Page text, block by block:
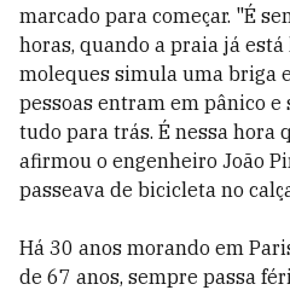
marcado para começar. "É
horas, quando a praia já
moleques simula uma briga
pessoas entram em pânico
tudo para trás. É nessa hora
afirmou o engenheiro João
passeava de bicicleta no
Há 30 anos morando em
de 67 anos, sempre passa